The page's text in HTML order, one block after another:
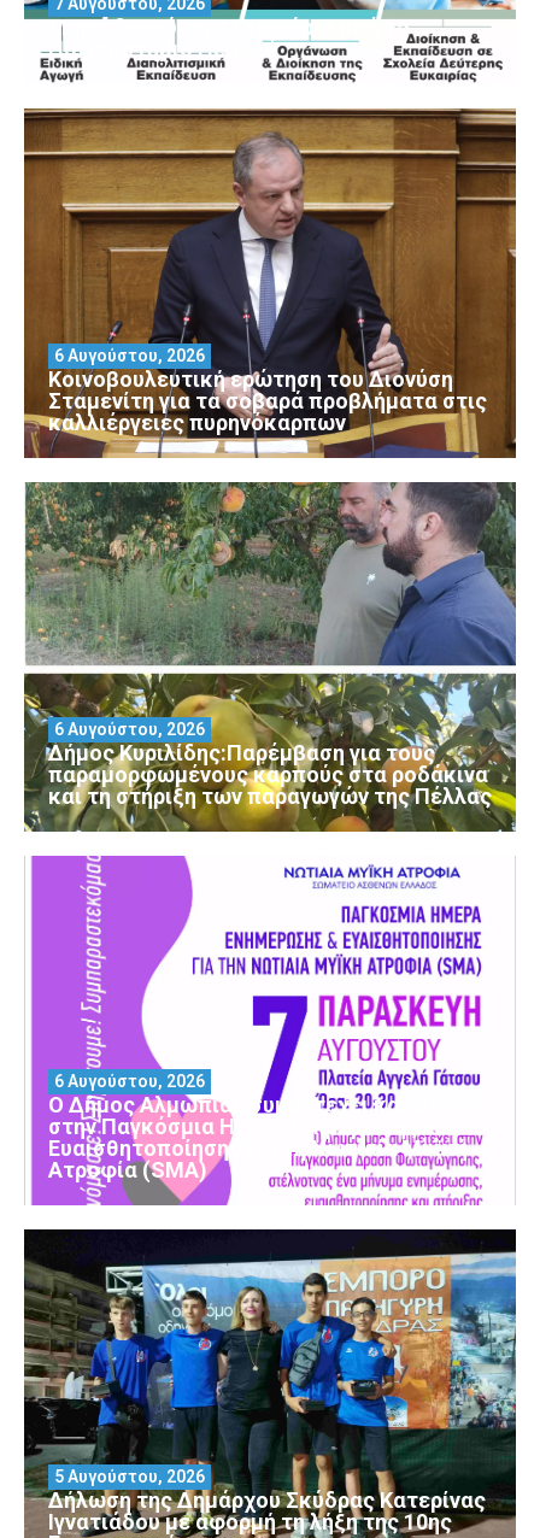
Μοριοδοτούμενα Σεμινάρια από το
Πανεπιστήμιο Πειραιά
Κοινοβουλευτική ερώτηση του Διονύση
Σταμενίτη για τα σοβαρά προβλήματα στις
καλλιέργειες πυρηνόκαρπων
6 Αυγούστου, 2026
Δήμος Κυριλίδης:Παρέμβαση για τους
παραμορφωμένους καρπούς στα ροδάκινα
και τη στήριξη των παραγωγών της Πέλλας
6 Αυγούστου, 2026
Ο Δήμος Αλμωπίας συμμετέχει και φέτος
στην Παγκόσμια Ημέρα Ενημέρωσης και
Ευαισθητοποίησης για τη Νωτιαία Μυϊκή
Ατροφία (SMA)
6 Αυγούστου, 2026
Δήλωση της Δημάρχου Σκύδρας Κατερίνας
Ιγνατιάδου με αφορμή τη λήξη της 10ης
5 Αυγούστου, 2026